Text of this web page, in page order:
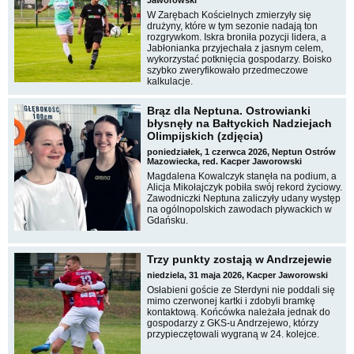
W Zarębach Kościelnych zmierzyły się
drużyny, które w tym sezonie nadają ton
rozgrywkom. Iskra broniła pozycji lidera, a
Jabłonianka przyjechała z jasnym celem,
wykorzystać potknięcia gospodarzy. Boisko
szybko zweryfikowało przedmeczowe
kalkulacje.
Brąz dla Neptuna. Ostrowianki
błysnęły na Bałtyckich Nadziejach
Olimpijskich (zdjęcia)
poniedziałek, 1 czerwca 2026, Neptun Ostrów
Mazowiecka, red. Kacper Jaworowski
Magdalena Kowalczyk stanęła na podium, a
Alicja Mikołajczyk pobiła swój rekord życiowy.
Zawodniczki Neptuna zaliczyły udany występ
na ogólnopolskich zawodach pływackich w
Gdańsku.
Trzy punkty zostają w Andrzejewie
niedziela, 31 maja 2026, Kacper Jaworowski
Osłabieni goście ze Sterdyni nie poddali się
mimo czerwonej kartki i zdobyli bramkę
kontaktową. Końcówka należała jednak do
gospodarzy z GKS-u Andrzejewo, którzy
przypieczętowali wygraną w 24. kolejce.